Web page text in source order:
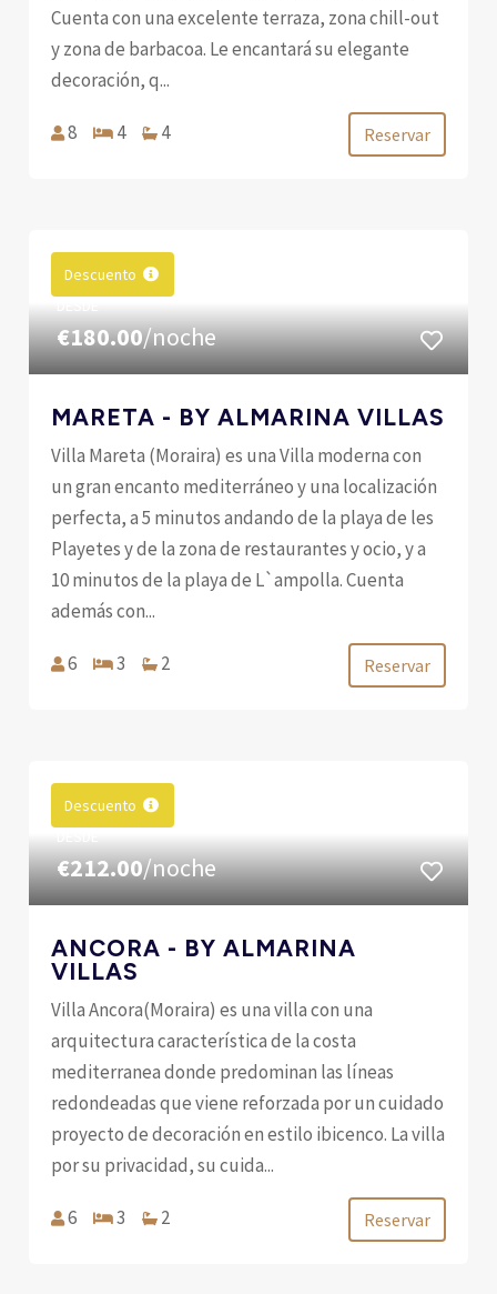
Cuenta con una excelente terraza, zona chill-out
y zona de barbacoa. Le encantará su elegante
decoración, q...
8 4 4 Reservar
Descuento
€180.00/noche
MARETA - BY ALMARINA VILLAS
Villa Mareta (Moraira) es una Villa moderna con
un gran encanto mediterráneo y una localización
perfecta, a 5 minutos andando de la playa de les
Playetes y de la zona de restaurantes y ocio, y a
10 minutos de la playa de L`ampolla. Cuenta
además con...
6 3 2 Reservar
Descuento
€212.00/noche
ANCORA - BY ALMARINA
VILLAS
Villa Ancora(Moraira) es una villa con una
arquitectura característica de la costa
mediterranea donde predominan las líneas
redondeadas que viene reforzada por un cuidado
proyecto de decoración en estilo ibicenco. La villa
por su privacidad, su cuida...
6 3 2 Reservar